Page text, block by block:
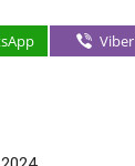
Viber